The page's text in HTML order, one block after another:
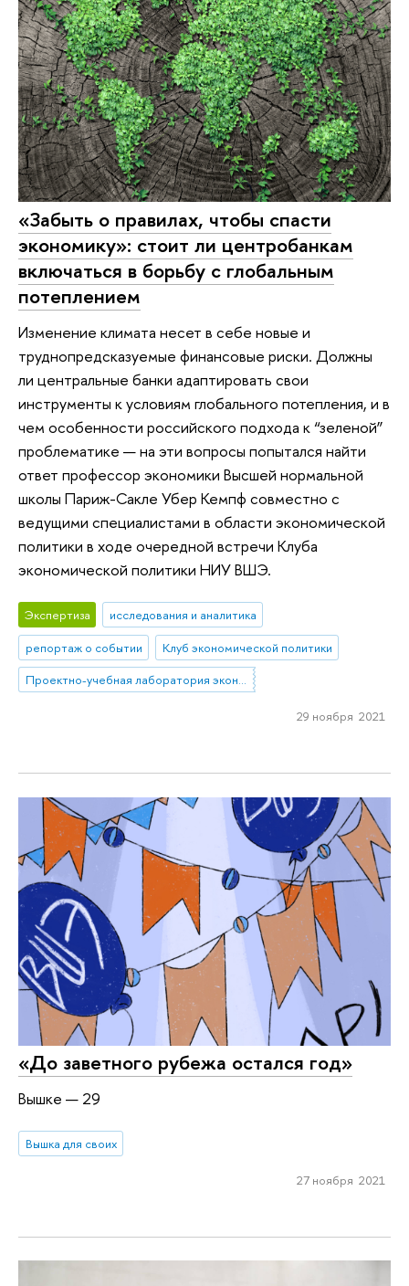
«Забыть о правилах, чтобы спасти
экономику»: стоит ли центробанкам
включаться в борьбу с глобальным
потеплением
Изменение климата несет в себе новые и
труднопредсказуемые финансовые риски. Должны
ли центральные банки адаптировать свои
инструменты к условиям глобального потепления, и в
чем особенности российского подхода к “зеленой”
проблематике — на эти вопросы попытался найти
ответ профессор экономики Высшей нормальной
школы Париж-Сакле Убер Кемпф совместно с
ведущими специалистами в области экономической
политики в ходе очередной встречи Клуба
экономической политики НИУ ВШЭ.
Экспертиза
исследования и аналитика
репортаж о событии
Клуб экономической политики
Проектно-учебная лаборатория экономической журналистики
29 ноября 2021
«До заветного рубежа остался год»
Вышке — 29
Вышка для своих
27 ноября 2021